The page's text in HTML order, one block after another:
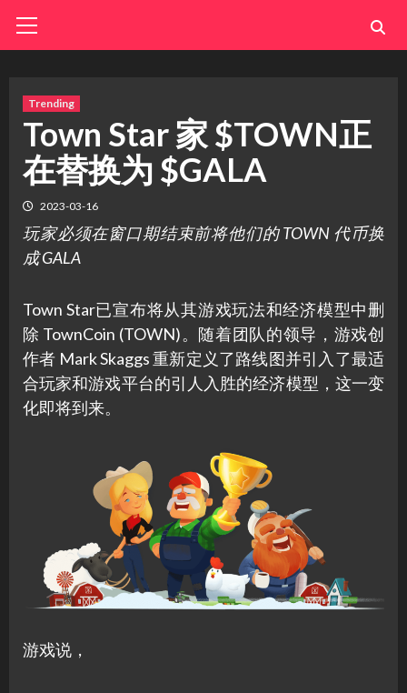
Menu
Trending
Town Star 家 $TOWN正
在替换为 $GALA
2023-03-16
玩家必须在窗口期结束前将他们的 TOWN 代币换
成 GALA
Town Star已宣布将从其游戏玩法和经济模型中删
除 TownCoin (TOWN)。随着团队的领导，游戏创
作者 Mark Skaggs 重新定义了路线图并引入了最适
合玩家和游戏平台的引人入胜的经济模型，这一变
化即将到来。
游戏说，